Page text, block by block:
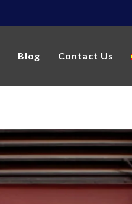
Blog Contact Us